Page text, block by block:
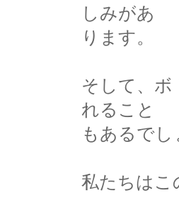
しみがあ
ります。
そして、
れること
もあるでし
私たちはこ